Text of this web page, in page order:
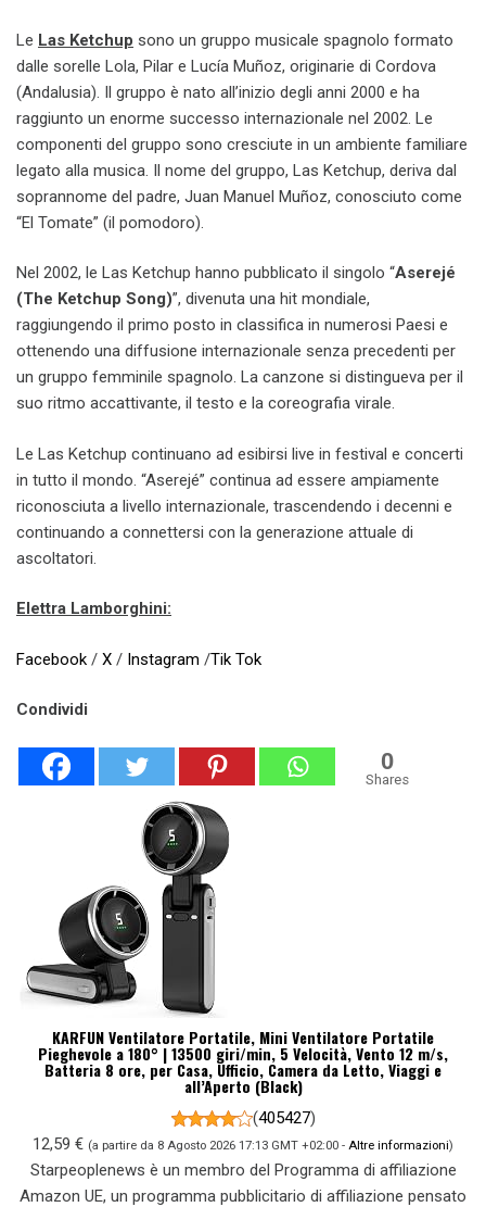
Le Las Ketchup sono un gruppo musicale spagnolo formato
dalle sorelle Lola, Pilar e Lucía Muñoz, originarie di Cordova
(Andalusia). Il gruppo è nato all’inizio degli anni 2000 e ha
raggiunto un enorme successo internazionale nel 2002. Le
componenti del gruppo sono cresciute in un ambiente familiare
legato alla musica. Il nome del gruppo, Las Ketchup, deriva dal
soprannome del padre, Juan Manuel Muñoz, conosciuto come
“El Tomate” (il pomodoro).
Nel 2002, le Las Ketchup hanno pubblicato il singolo “Aserejé
(The Ketchup Song)”, divenuta una hit mondiale,
raggiungendo il primo posto in classifica in numerosi Paesi e
ottenendo una diffusione internazionale senza precedenti per
un gruppo femminile spagnolo. La canzone si distingueva per il
suo ritmo accattivante, il testo e la coreografia virale.
Le Las Ketchup continuano ad esibirsi live in festival e concerti
in tutto il mondo. “Aserejé” continua ad essere ampiamente
riconosciuta a livello internazionale, trascendendo i decenni e
continuando a connettersi con la generazione attuale di
ascoltatori.
Elettra Lamborghini:
Facebook / X / Instagram /Tik Tok
Condividi
0
Shares
KARFUN Ventilatore Portatile, Mini Ventilatore Portatile
Pieghevole a 180° | 13500 giri/min, 5 Velocità, Vento 12 m/s,
Batteria 8 ore, per Casa, Ufficio, Camera da Letto, Viaggi e
all’Aperto (Black)
(405427)
12,59 € (a partire da 8 Agosto 2026 17:13 GMT +02:00 - Altre informazioni)
Starpeoplenews è un membro del Programma di affiliazione
Amazon UE, un programma pubblicitario di affiliazione pensato